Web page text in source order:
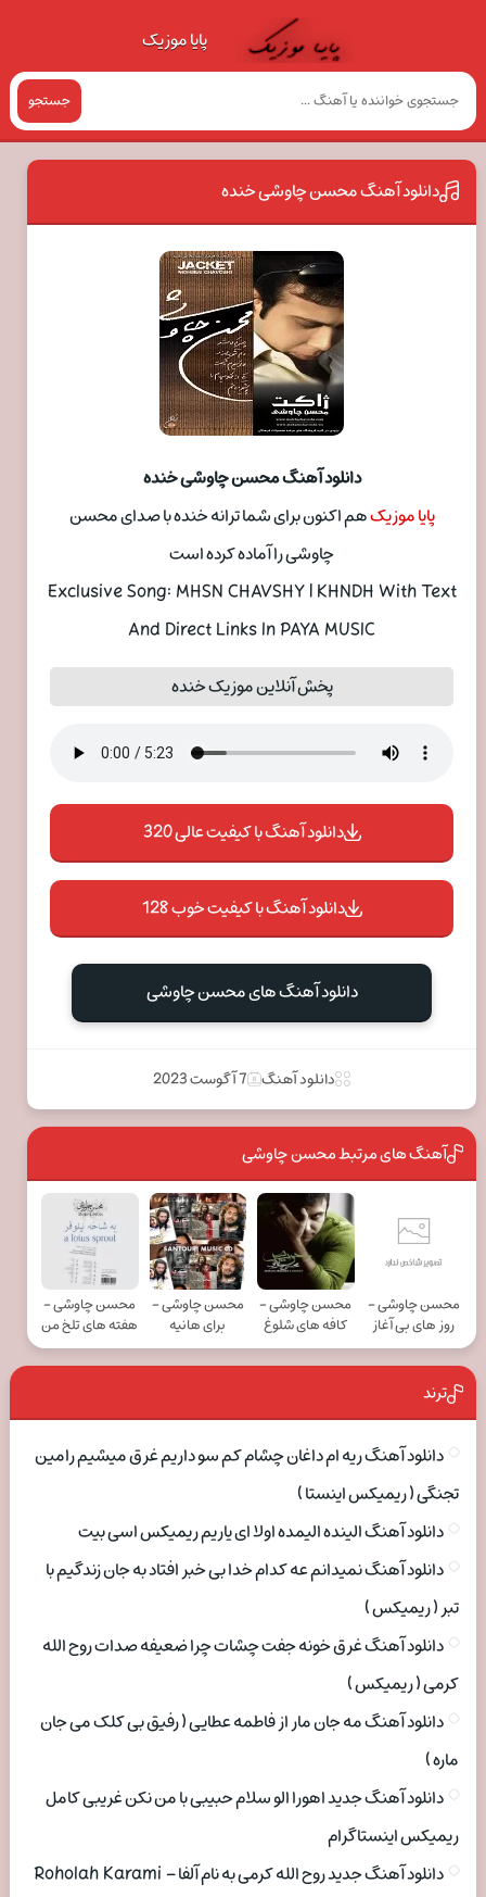
پایا موزیک
جستجو
دانلود آهنگ محسن چاوشی خنده
دانلود آهنگ محسن چاوشی خنده
پایا موزیکهم اکنون برای شما ترانه خنده با صدای محسن
چاوشی را آماده کرده است
Exclusive Song: MHSN CHAVSHY | KHNDH With Text
And Direct Links In PAYA MUSIC
پخش آنلاین موزیک خنده
دانلود آهنگ با کیفیت عالی 320
دانلود آهنگ با کیفیت خوب 128
دانلود آهنگ های محسن چاوشی
دانلود آهنگ 7 آگوست 2023
آهنگ های مرتبط محسن چاوشی
محسن چاوشی -
روز های بی آغاز
محسن چاوشی -
کافه های شلوغ
محسن چاوشی -
برای هانیه
محسن چاوشی -
هفته های تلخ من
ترند
دانلود آهنگ ریه ام داغان چشام کم سو داریم غرق میشیم رامین
تجنگی ( ریمیکس اینستا )
دانلود آهنگ الینده الیمده اولا ای یاریم ریمیکس اسی بیت
دانلود آهنگ نمیدانم عه کدام خدا بی خبر افتاد به جان زندگیم با
تبر ( ریمیکس )
دانلود آهنگ غرق خونه جفت چشات چرا ضعیفه صدات روح الله
کرمی ( ریمیکس )
دانلود آهنگ مه جان مار از فاطمه عطایی ( رفیق بی کلک می جان
ماره )
دانلود آهنگ جدید اهورا الو سلام حبیبی با من نکن غریبی کامل
ریمیکس اینستاگرام
دانلود آهنگ جدید روح الله کرمی به نام آلفا Roholah Karami –